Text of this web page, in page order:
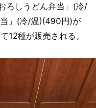
ろしうどん弁当」(冷/
」(冷/温)(490円)が
12種が販売される。